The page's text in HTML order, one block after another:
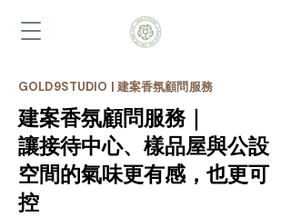
​GOLD9STUDIO | 建案香氛顧問服務
建案香氛顧問服務｜
讓接待中心、樣品屋與公設
空間的氣味更有感，也更可
控